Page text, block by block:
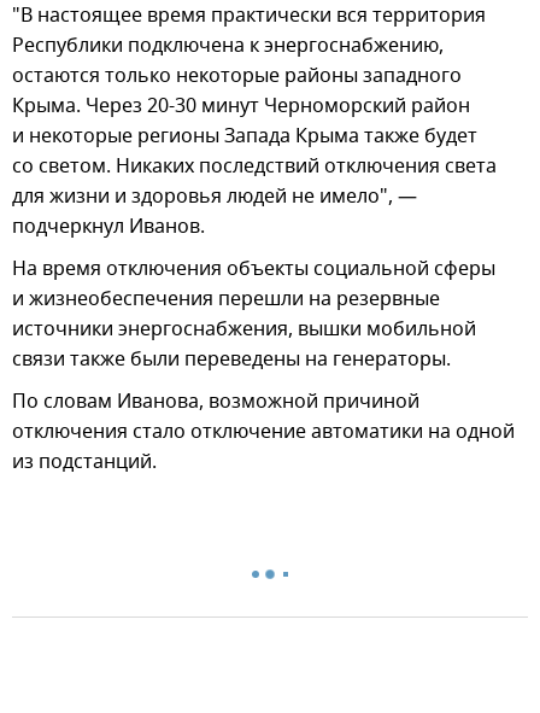
"В настоящее время практически вся территория
Республики подключена к энергоснабжению,
остаются только некоторые районы западного
Крыма. Через 20-30 минут Черноморский район
и некоторые регионы Запада Крыма также будет
со светом. Никаких последствий отключения света
для жизни и здоровья людей не имело", —
подчеркнул Иванов.
На время отключения объекты социальной сферы
и жизнеобеспечения перешли на резервные
источники энергоснабжения, вышки мобильной
связи также были переведены на генераторы.
По словам Иванова, возможной причиной
отключения стало отключение автоматики на одной
из подстанций.